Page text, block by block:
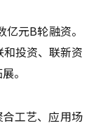
元B轮融资。
投资、联新资
。
工艺、应用场